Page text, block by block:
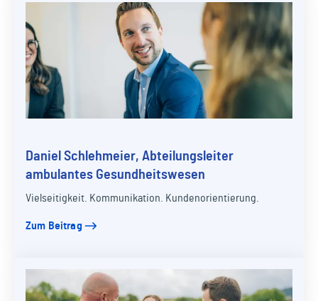
Daniel Schlehmeier, Abteilungsleiter
ambulantes Gesundheitswesen
Vielseitigkeit. Kommunikation. Kundenorientierung.
Zum Beitrag